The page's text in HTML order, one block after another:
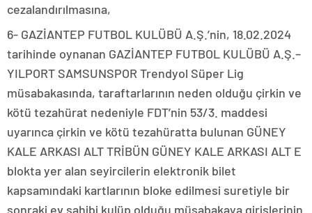
cezalandırılmasına,
6- GAZİANTEP FUTBOL KULÜBÜ A.Ş.’nin, 18.02.2024
tarihinde oynanan GAZİANTEP FUTBOL KULÜBÜ A.Ş.–
YILPORT SAMSUNSPOR Trendyol Süper Lig
müsabakasında, taraftarlarının neden olduğu çirkin ve
kötü tezahürat nedeniyle FDT’nin 53/3. maddesi
uyarınca çirkin ve kötü tezahüratta bulunan GÜNEY
KALE ARKASI ALT TRİBÜN GÜNEY KALE ARKASI ALT E
blokta yer alan seyircilerin elektronik bilet
kapsamındaki kartlarının bloke edilmesi suretiyle bir
sonraki ev sahibi kulüp olduğu müsabakaya girişlerinin